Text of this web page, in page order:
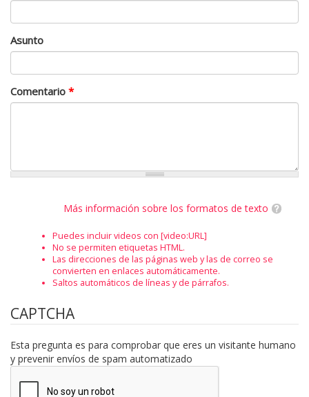
Asunto
Comentario *
Más información sobre los formatos de texto
Puedes incluir videos con [video:URL]
No se permiten etiquetas HTML.
Las direcciones de las páginas web y las de correo se
convierten en enlaces automáticamente.
Saltos automáticos de líneas y de párrafos.
CAPTCHA
Esta pregunta es para comprobar que eres un visitante humano
y prevenir envíos de spam automatizado